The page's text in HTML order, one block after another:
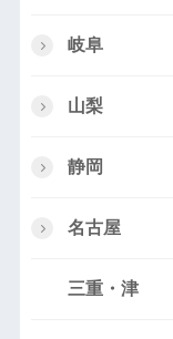
岐阜
山梨
静岡
名古屋
三重・津